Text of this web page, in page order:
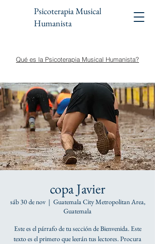
Psicoterapia Musical
Humanista
Qué es la Psicoterapia Musical Humanista?
copa Javier
sáb 30 de nov
  |
Guatemala City Metropolitan Area,
Guatemala
Este es el párrafo de tu sección de Bienvenida. Este
texto es el primero que leerán tus lectores. Procura